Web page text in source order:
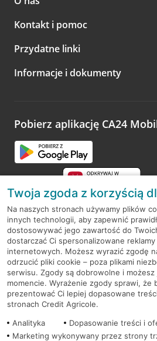
O nas
Kontakt i pomoc
Informacje i dokumenty
Pobierz aplikację CA24
RODO
Regulamin serwisu
Mapa serwisu
Twoja zgoda z korzyścią
Na naszych stronach używamy plików
innych technologii, aby zapewnić
dostosowywać jego zawartość do
dostarczać Ci spersonalizowane
internetowych. Możesz wyrazić zgodę
odrzucić pliki cookie – poza plikami
serwisu. Zgody są dobrowolne i
momencie. Wyrażenie zgody sprawi, że
prezentować Ci lepiej dopasowane
stronach Credit Agricole.
Analityka
Dopasowanie treści i
Marketing wykonywany przez strony